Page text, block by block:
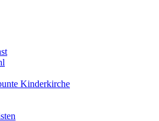
Kinderkirche